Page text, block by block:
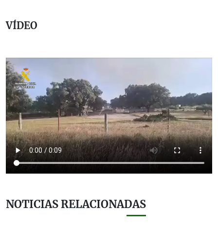
VÍDEO
NOTICIAS RELACIONADAS